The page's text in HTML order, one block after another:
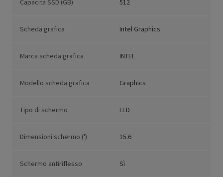
Capacità SSD (GB) 512
Scheda grafica Intel Graphics
Marca scheda grafica INTEL
Modello scheda grafica Graphics
Tipo di schermo LED
Dimensioni schermo (') 15.6
Schermo antiriflesso Sì